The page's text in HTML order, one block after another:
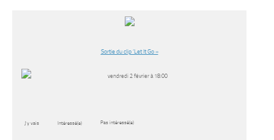
Sortie du clip ‘Let It Go »
vendredi 2 février à 18:00
J’y vais Intéressé(e) Pas intéressé(e)